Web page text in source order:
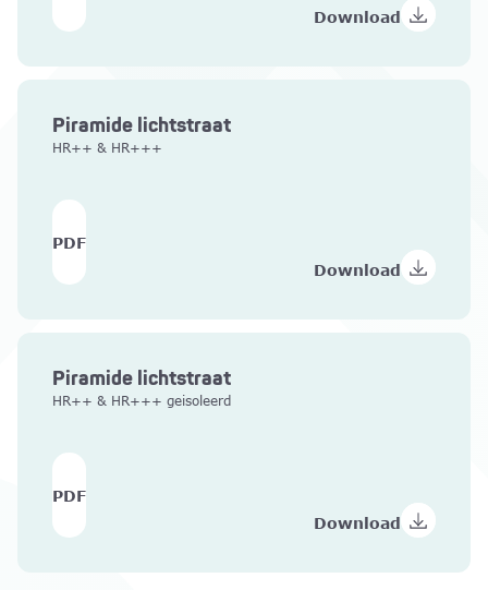
Download
Piramide lichtstraat
HR++ & HR+++
PDF
Download
Piramide lichtstraat
HR++ & HR+++ geisoleerd
PDF
Download